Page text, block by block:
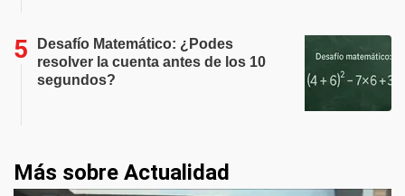
Desafío Matemático: ¿Podes
resolver la cuenta antes de los 10
segundos?
Más sobre Actualidad